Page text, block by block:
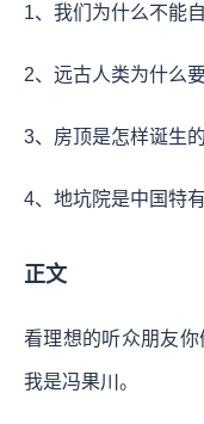
1、我们为什么不能
2、远古人类为什么
3、房顶是怎样诞生的
4、地坑院是中国特有
正文
看理想的听众朋友你
我是冯果川。